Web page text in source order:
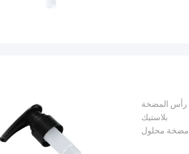
رأس المضخة
بلاستيك
مضخة محلول